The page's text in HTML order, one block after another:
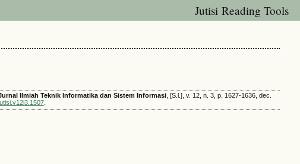
Jutisi Reading Tools
Ilmiah Teknik Informatika dan Sistem Informasi, [S.l.], v. 12, n. 3, p. 1627-1636, dec.
.